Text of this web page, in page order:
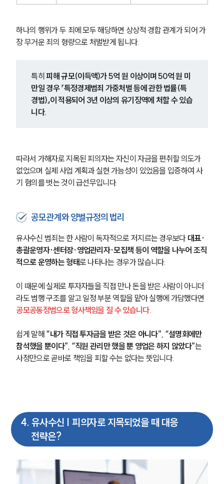
하나의 행위가 두 죄에 모두 해당하면 상상적 경합 관계가 되어 가
장 무거운 죄의 형량으로 처벌받게 됩니다.
특히 피해 규모(이득액)가 5억 원 이상이며 50억 원 미
만일 경우 「특정경제범죄 가중처벌 등에 관한 법률(특
경법)」이 적용되어 3년 이상의 유기징역에 처할 수 있습
니다.
따라서 가해자로 지목된 피의자는 자신이 자금을 편취할 의도가
없었으며 실제 사업 계획과 실현 가능성이 있었음을 입증하여 사
기 혐의를 벗는 것이 급선무입니다.
공모관계와 양벌규정의 법리
유사수신 범죄는 한 사람이 독자적으로 저지르는 경우보다 대표·
총괄운영자·센터장·영업관리자·모집책 등이 역할을 나누어 조직
적으로 운영하는 형태로 나타나는 경우가 많습니다.
이 때문에 실제로 투자자들을 직접 만나 돈을 받은 사람이 아니더
라도 범행 구조를 알고 일정 부분 역할을 맡아 실행에 가담했다면
공모공동정범으로 형사책임을 질 수 있습니다.
쉽게 말해 “내가 직접 투자금을 받은 것은 아니다” “설명회에만
참석했을 뿐이다” “직원 관리만 했을 뿐 영업은 하지 않았다”는
사정만으로 곧바로 책임을 피할 수는 없다는 뜻입니다.
4. 유사수신 | 피의자로 지목되었을 때 대응
전략은?